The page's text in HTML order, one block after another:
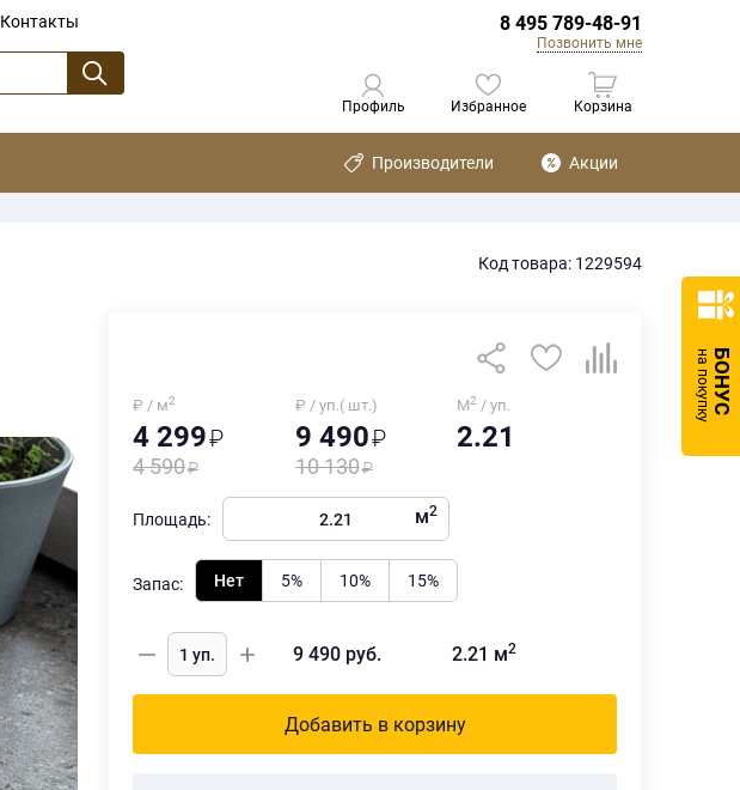
БОНУС
на покупку
Контакты 8 495 789-48-91
Позвонить мне
Профиль Избранное Корзина
Производители Акции
Код товара: 1229594
₽ / м2
4 299
4 590
₽ / уп.( шт.)
9 490
10 130
М2 / уп.
2.21
Площадь: м2
Запас: Нет 5% 10% 15%
9 490руб. 2.21 м2
Добавить в корзину